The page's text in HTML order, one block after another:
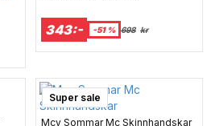
343:- -51 % 698 kr
Super sale
Mcv Sommar Mc Skinnhandskar